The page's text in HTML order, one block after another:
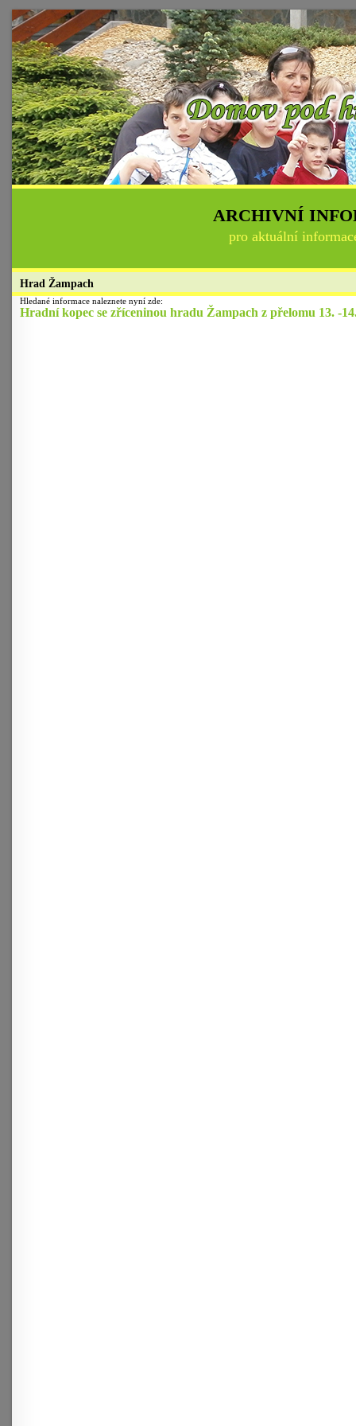
ARCHIVNÍ
pro aktuální
Hrad Žampach
Hledané informace naleznete nyní zde:
Hradní kopec se zříceninou hradu Žampach z přelomu 13. -